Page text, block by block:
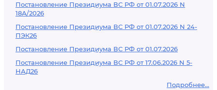
Постановление Президиума ВС РФ от 01.07.2026 N
18А/2026
Постановление Президиума ВС РФ от 01.07.2026 N 24-
ПЭК26
Постановление Президиума ВС РФ от 01.07.2026
Постановление Президиума ВС РФ от 17.06.2026 N 5-
НАД26
Подробнее...